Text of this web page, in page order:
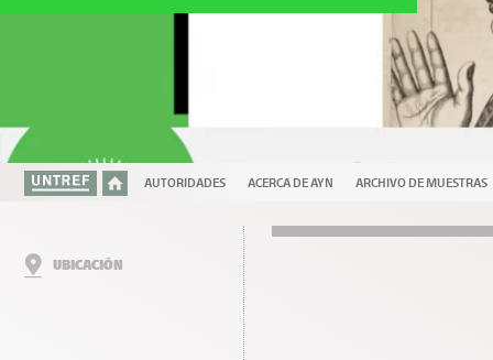
AUTORIDADES ACERCA DE AYN ARCHIVO DE MUESTRAS
UBICACIÓN